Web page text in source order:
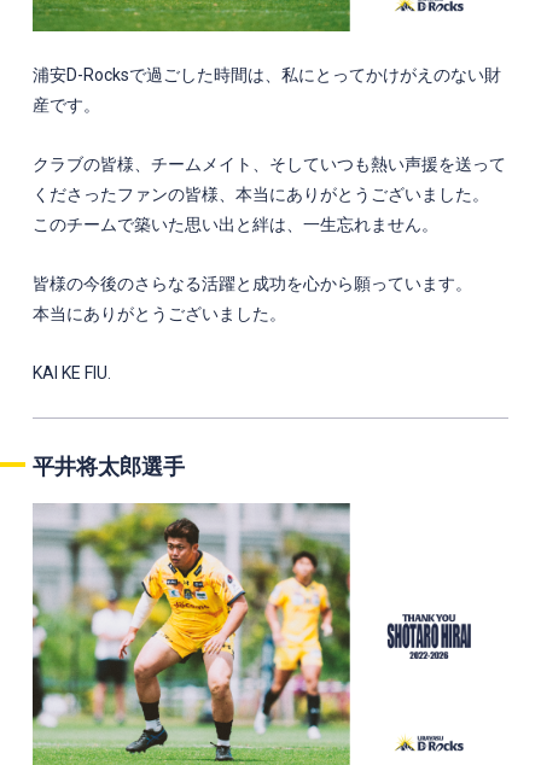
浦安D-Rocksで過ごした時間は、私にとってかけがえのない財
産です。
クラブの皆様、チームメイト、そしていつも熱い声援を送って
くださったファンの皆様、本当にありがとうございました。
このチームで築いた思い出と絆は、一生忘れません。
皆様の今後のさらなる活躍と成功を心から願っています。
本当にありがとうございました。
KAI KE FIU.
平井将太郎選手